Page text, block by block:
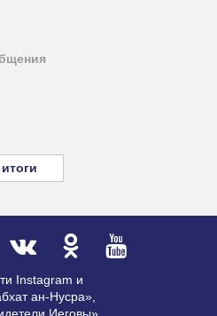
итоги
Instagram и
ан-Нусра»,
Иеговы»,